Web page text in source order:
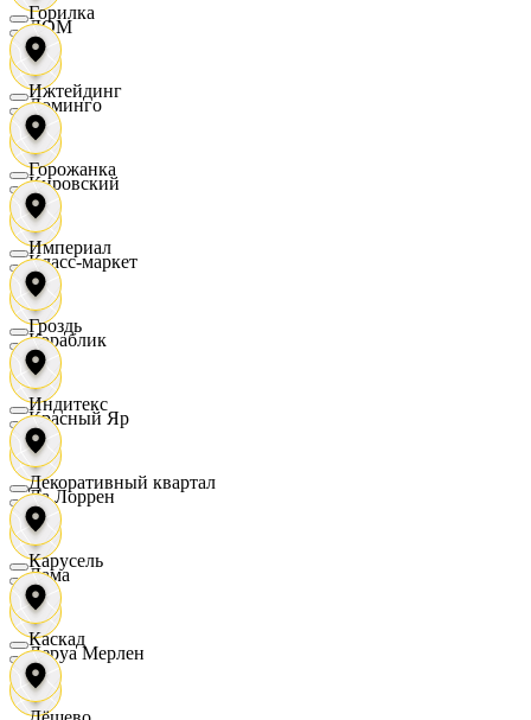
ДОМ
Доминго
Кировский
Класс-маркет
Кораблик
Красный Яр
Ла Лоррен
Лама
Леруа Мерлен
Горилка
Ижтейдинг
Горожанка
Империал
Гроздь
Индитекс
Декоративный квартал
Карусель
Каскад